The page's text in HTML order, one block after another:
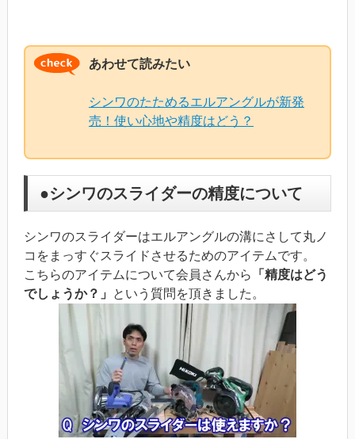
あわせて読みたい
シンワのたためるエルアングルが新発
売！使い心地や精度はどう？
●シンワのスライダーの精度について
シンワのスライダーはエルアングルの溝にさして丸ノ
コをまっすぐスライドさせるためのアイテムです。
こちらのアイテムについて会員さんから
「精度はどう
でしょうか？」
という質問を頂きました。